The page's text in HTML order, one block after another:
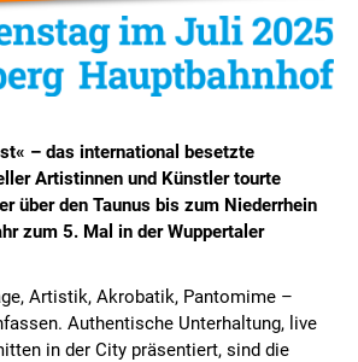
– das international besetzte
Artistinnen und Künstler tourte
über den Taunus bis zum Niederrhein
zum 5. Mal in der Wuppertaler
Artistik, Akrobatik, Pantomime –
Authentische Unterhaltung, live
in der City präsentiert, sind die